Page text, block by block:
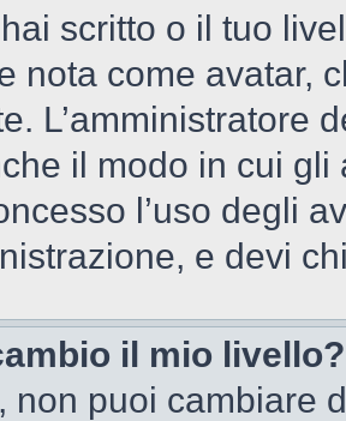
scritto o il tuo
nota come avatar,
L’amministratore
il modo in cui
l’uso degli
e devi
il mio livello?
non puoi cambiare